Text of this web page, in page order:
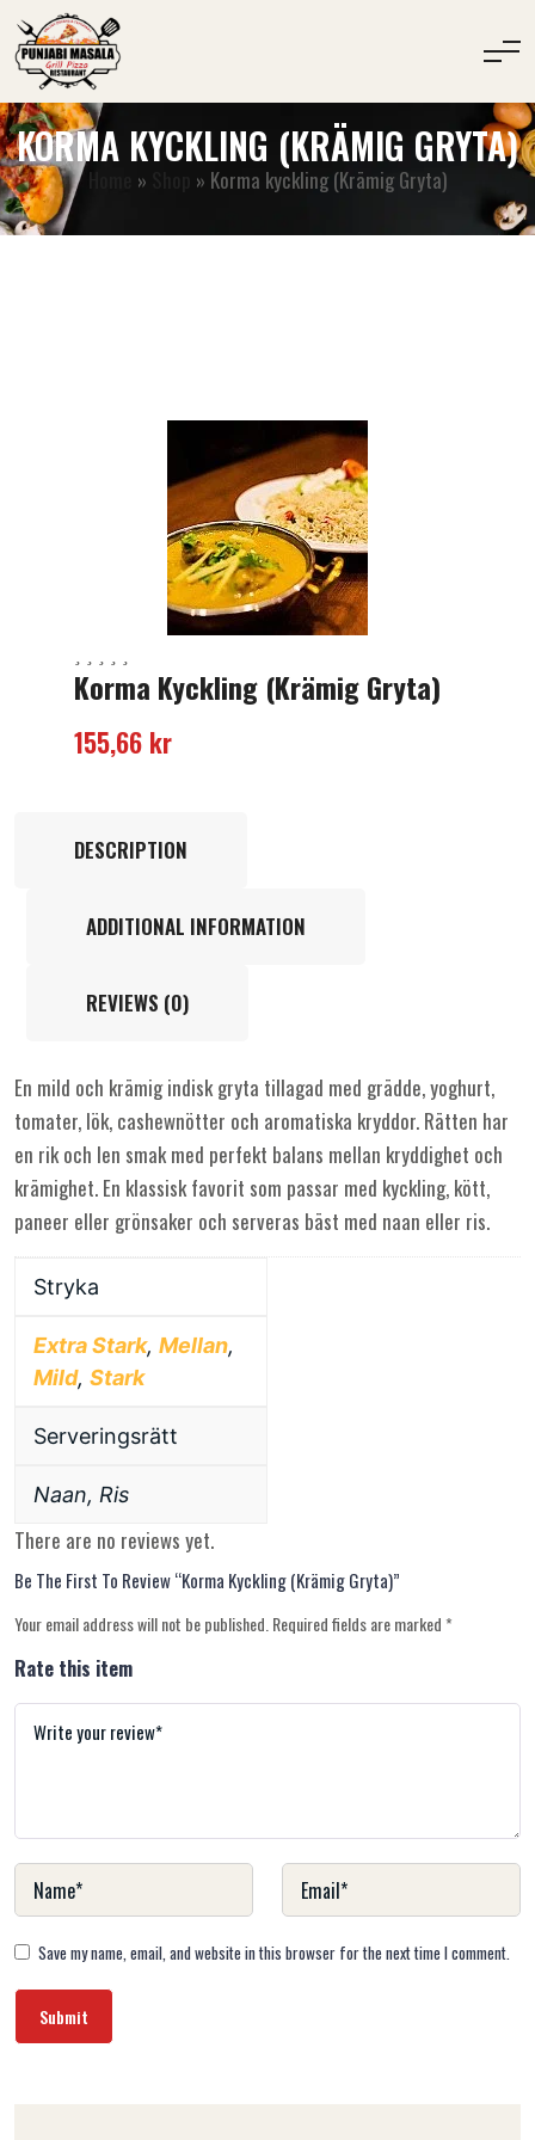
KORMA KYCKLING (KRÄMIG GRYTA)
Home » » Korma kyckling (Krämig Gryta)
Korma Kyckling (Krämig Gryta)
155,66 kr
DESCRIPTION
ADDITIONAL INFORMATION
REVIEWS (0)
En mild och krämig indisk gryta tillagad med grädde, yoghurt,
tomater, lök, cashewnötter och aromatiska kryddor. Rätten har
en rik och len smak med perfekt balans mellan kryddighet och
krämighet. En klassisk favorit som passar med kyckling, kött,
paneer eller grönsaker och serveras bäst med naan eller ris.
Stryka
Extra Stark, Mellan,
Mild, Stark
Serveringsrätt
Naan, Ris
There are no reviews yet.
Be The First To Review “Korma Kyckling (Krämig Gryta)”
Your email address will not be published.Required fields are marked*
Rate this item
Save my name, email, and website in this browser for the next time I comment.